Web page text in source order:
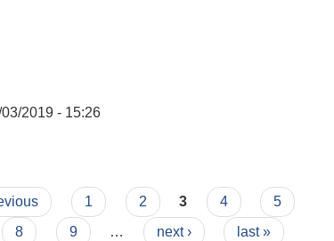
2019 - 15:26
1 2 3 4
5
8 9 … next › last »